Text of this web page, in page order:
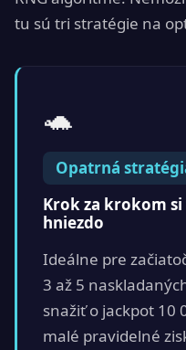
tu sú tri stratégie na
🐢
Opatrná
Krok za krokom
hniezdo
Ideálne pre
3 až 5
snažiť o jackpot 10
malé pravidelné